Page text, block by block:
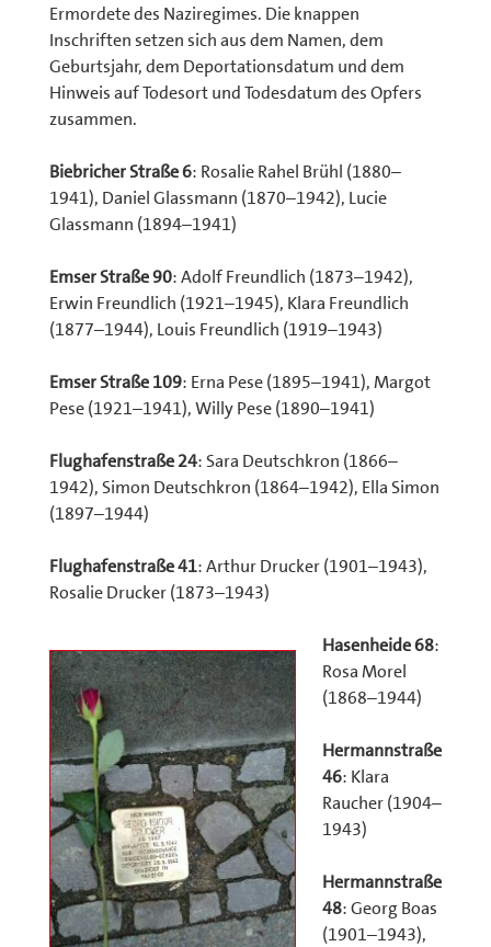
Ermordete des Naziregimes. Die knappen
Inschriften setzen sich aus dem Namen, dem
Geburtsjahr, dem Deportationsdatum und dem
Hinweis auf Todesort und Todesdatum des Opfers
zusammen.
Biebricher Straße 6: Rosalie Rahel Brühl (1880–
1941), Daniel Glassmann (1870–1942), Lucie
Glassmann (1894–1941)
Emser Straße 90: Adolf Freundlich (1873–1942),
Erwin Freundlich (1921–1945), Klara Freundlich
(1877–1944), Louis Freundlich (1919–1943)
Emser Straße 109: Erna Pese (1895–1941), Margot
Pese (1921–1941), Willy Pese (1890–1941)
Flughafenstraße 24: Sara Deutschkron (1866–
1942), Simon Deutschkron (1864–1942), Ella Simon
(1897–1944)
Flughafenstraße 41: Arthur Drucker (1901–1943),
Rosalie Drucker (1873–1943)
Hasenheide 68:
Rosa Morel
(1868–1944)
Hermannstraße
46: Klara
Raucher (1904–
1943)
Hermannstraße
48: Georg Boas
(1901–1943),